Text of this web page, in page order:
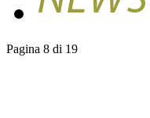
Pagina 8 di 19